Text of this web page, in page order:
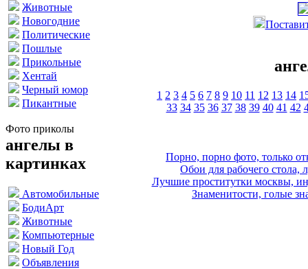
Животные
Новогодние
Политические
Пошлые
Прикольные
Хентай
Черный юмор
Пикантные
Фото приколы
ангелы в
картинках
Автомобильные
БодиАрт
Животные
Компьютерные
Новый Год
Объявления
1 2 3 4 5 6 7 8 9 10 11 12 13 14
33 34 35 36 37 38 39 40 41 42
Порно, порно фото, только
Обои для рабочего стола,
Лучшие проститутки москвы,
Знаменитости, голые